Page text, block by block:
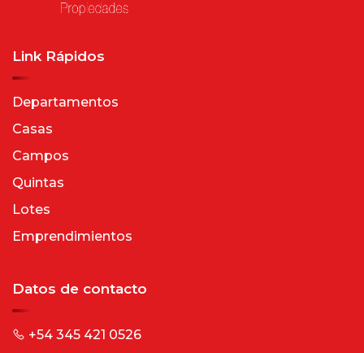
Link Rápidos
Departamentos
Casas
Campos
Quintas
Lotes
Emprendimientos
Datos de contacto
+54 345 421 0526